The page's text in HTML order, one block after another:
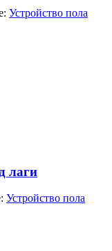
Устройство пола
лаги
Устройство пола